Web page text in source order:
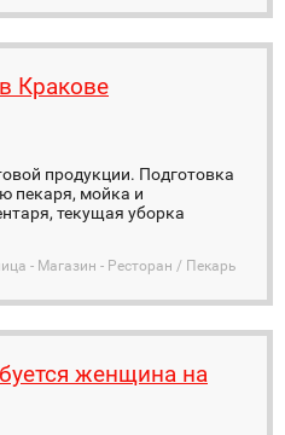
Кракове
продукции. Подготовка
пекаря, мойка и
текущая уборка
- Магазин - Ресторан / Пекарь
женщина на